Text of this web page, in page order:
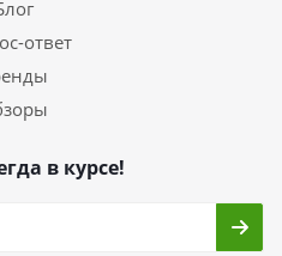
ответ
в курсе!